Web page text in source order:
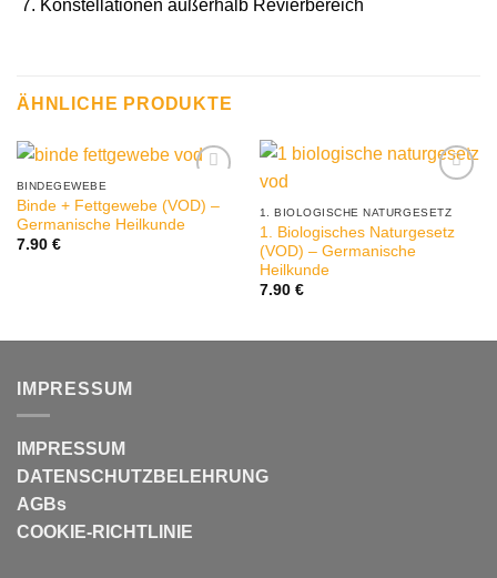
Konstellationen außerhalb Revierbereich
ÄHNLICHE PRODUKTE
BINDEGEWEBE
Binde + Fettgewebe (VOD) –
Germanische Heilkunde
7.90 €
1. BIOLOGISCHE NATURGESETZ
1. Biologisches Naturgesetz
(VOD) – Germanische
Heilkunde
7.90 €
IMPRESSUM
IMPRESSUM
DATENSCHUTZBELEHRUNG
AGBs
COOKIE-RICHTLINIE